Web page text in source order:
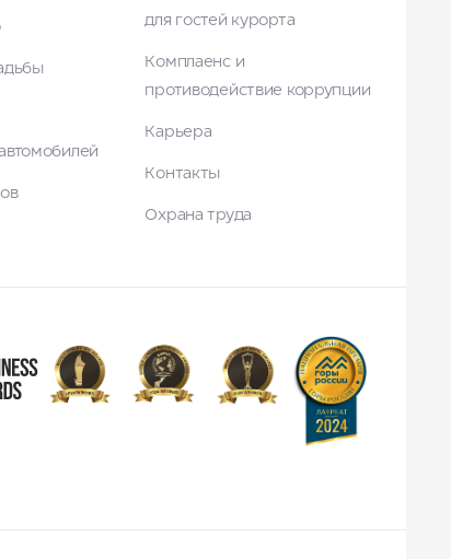
для гостей курорта
Комплаенс и
противодействие коррупции
Карьера
Контакты
Охрана труда